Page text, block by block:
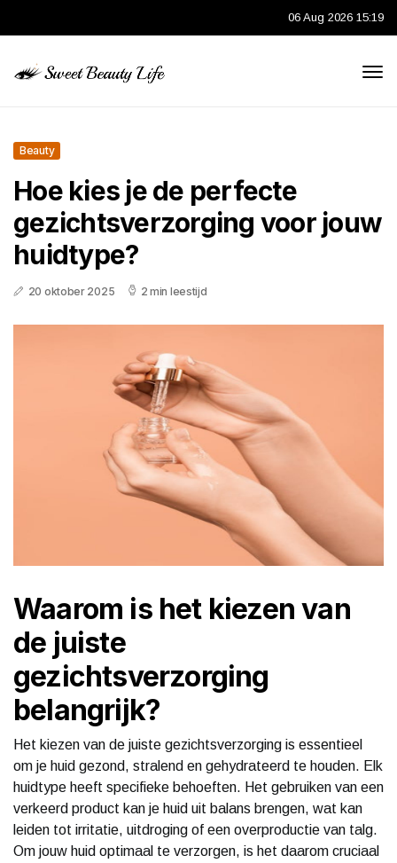
06 Aug 2026 15:19
Beauty
Hoe kies je de perfecte
gezichtsverzorging voor jouw
huidtype?
20 oktober 2025 2 min leestijd
Waarom is het kiezen van
de juiste
gezichtsverzorging
belangrijk?
Het kiezen van de juiste gezichtsverzorging is essentieel
om je huid gezond, stralend en gehydrateerd te houden. Elk
huidtype heeft specifieke behoeften. Het gebruiken van een
verkeerd product kan je huid uit balans brengen, wat kan
leiden tot irritatie, uitdroging of een overproductie van talg.
Om jouw huid optimaal te verzorgen, is het daarom cruciaal